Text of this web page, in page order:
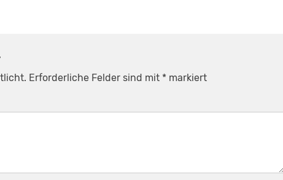
Erforderliche Felder sind mit * markiert